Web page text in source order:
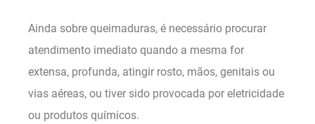
Ainda sobre queimaduras, é necessário procurar
atendimento imediato quando a mesma for
extensa, profunda, atingir rosto, mãos, genitais ou
vias aéreas, ou tiver sido provocada por eletricidade
ou produtos químicos.